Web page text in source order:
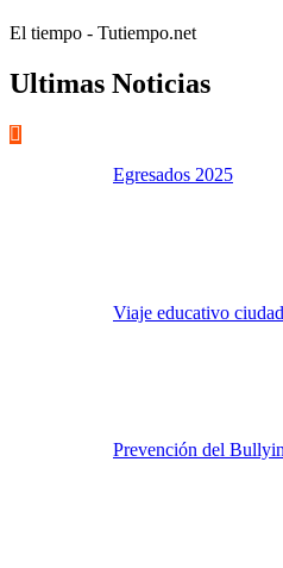
El tiempo - Tutiempo.net
Ultimas Noticias
Egresados 2025
Viaje educativo
Prevención del